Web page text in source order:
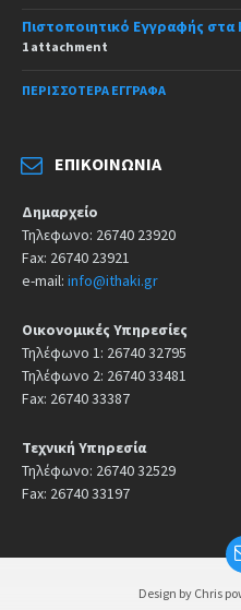
Πιστοποιητικό Εγγραφής
1 attachment
ΠΕΡΙΣΣΌΤΕΡΑ ΈΓΓΡΑΦΑ
ΕΠΙΚΟΙΝΩΝΊΑ
Δημαρχείο
Τηλεφωνο: 26740 23920
Fax: 26740 23921
e-mail: info@ithaki.gr
Οικονομικές Υπηρεσίες
Τηλέφωνο 1: 26740 32795
Τηλέφωνο 2: 26740 33481
Fax: 26740 33387
Τεχνική Υπηρεσία
Τηλέφωνο: 26740 32529
Fax: 26740 33197
Design by Chris